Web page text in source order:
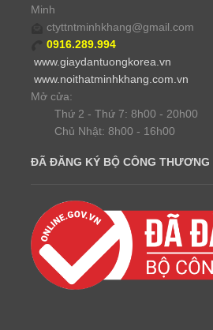
Minh
ctyttntminhkhang@gmail.com
0916.289.994
www.giaydantuongkorea.vn
www.noithatminhkhang.com.vn
Mở cửa:
Thứ 2 - Thứ 7: 8h00 - 20h00
Chủ Nhật: 8h00 - 16h00
ĐÃ ĐĂNG KÝ BỘ CÔNG THƯƠNG